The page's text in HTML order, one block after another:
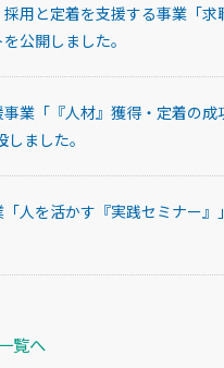
と定着を支援する事業「求
公開しました。
業「『人材』獲得・定着の成
ました。
人を活かす『実践セミナー』
覧へ